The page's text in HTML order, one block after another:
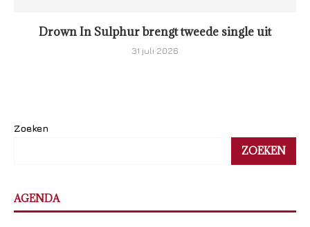
Drown In Sulphur brengt tweede single uit
31 juli 2026
Zoeken
ZOEKEN
AGENDA